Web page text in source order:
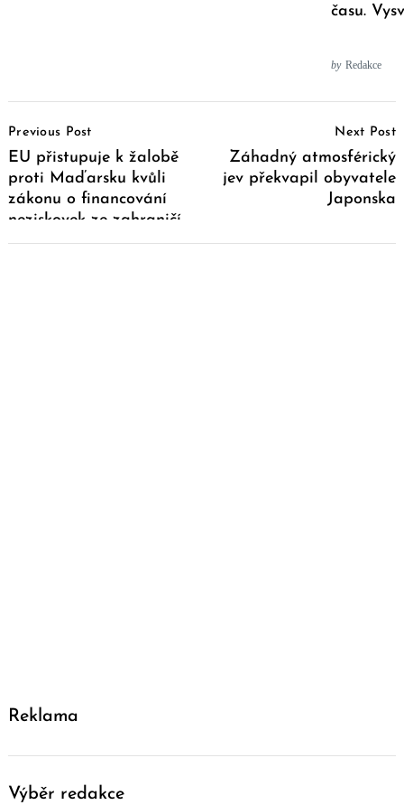
času.
by Redakce
Navigation
Previous Post
EU přistupuje k žalobě
proti Maďarsku kvůli
zákonu o financování
neziskovek ze zahraničí
Next Post
Záhadný atmosférický
jev překvapil obyvatele
Japonska
Reklama
Výběr redakce